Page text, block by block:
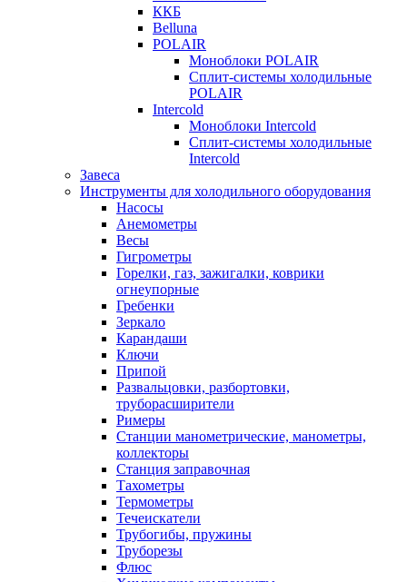
ККБ
Belluna
POLAIR
Моноблоки POLAIR
Сплит-системы холодильные
POLAIR
Intercold
Моноблоки Intercold
Сплит-системы холодильные
Intercold
Завеса
Инструменты для холодильного оборудования
Насосы
Анемометры
Весы
Гигрометры
Горелки, газ, зажигалки, коврики
огнеупорные
Гребенки
Зеркало
Карандаши
Ключи
Припой
Развальцовки, разбортовки,
труборасширители
Римеры
Станции манометрические, манометры,
коллекторы
Станция заправочная
Тахометры
Термометры
Течеискатели
Трубогибы, пружины
Труборезы
Флюс